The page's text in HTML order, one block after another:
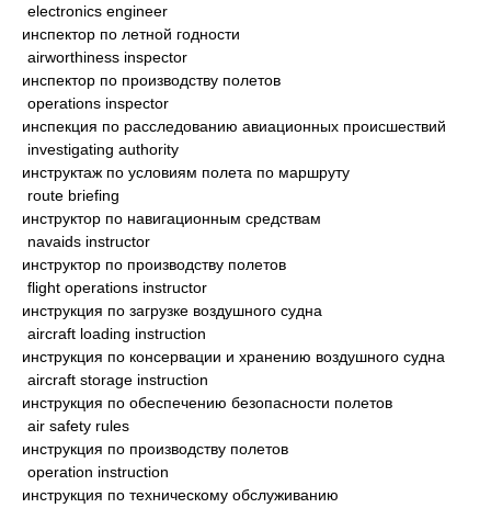
electronics engineer
инспектор по летной годности
airworthiness inspector
инспектор по производству полетов
operations inspector
инспекция по расследованию авиационных происшествий
investigating authority
инструктаж по условиям полета по маршруту
route briefing
инструктор по навигационным средствам
navaids instructor
инструктор по производству полетов
flight operations instructor
инструкция по загрузке воздушного судна
aircraft loading instruction
инструкция по консервации и хранению воздушного судна
aircraft storage instruction
инструкция по обеспечению безопасности полетов
air safety rules
инструкция по производству полетов
operation instruction
инструкция по техническому обслуживанию